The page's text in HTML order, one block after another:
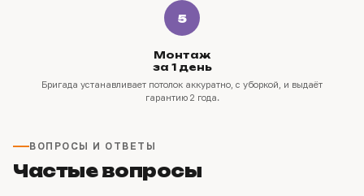
5
Монтаж
за 1 день
Бригада устанавливает потолок аккуратно, с уборкой, и выдаёт
гарантию 2 года.
ВОПРОСЫ И ОТВЕТЫ
Частые вопросы